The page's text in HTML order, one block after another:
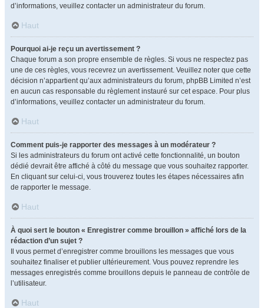
d’informations, veuillez contacter un administrateur du forum.
Haut
Pourquoi ai-je reçu un avertissement ?
Chaque forum a son propre ensemble de règles. Si vous ne respectez pas
une de ces règles, vous recevrez un avertissement. Veuillez noter que cette
décision n’appartient qu’aux administrateurs du forum, phpBB Limited n’est
en aucun cas responsable du règlement instauré sur cet espace. Pour plus
d’informations, veuillez contacter un administrateur du forum.
Haut
Comment puis-je rapporter des messages à un modérateur ?
Si les administrateurs du forum ont activé cette fonctionnalité, un bouton
dédié devrait être affiché à côté du message que vous souhaitez rapporter.
En cliquant sur celui-ci, vous trouverez toutes les étapes nécessaires afin
de rapporter le message.
Haut
À quoi sert le bouton « Enregistrer comme brouillon » affiché lors de la
rédaction d’un sujet ?
Il vous permet d’enregistrer comme brouillons les messages que vous
souhaitez finaliser et publier ultérieurement. Vous pouvez reprendre les
messages enregistrés comme brouillons depuis le panneau de contrôle de
l’utilisateur.
Haut